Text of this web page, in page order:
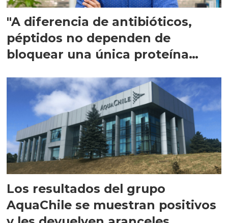
"A diferencia de antibióticos,
péptidos no dependen de
bloquear una única proteína
Los resultados del grupo
AquaChile se muestran positivos